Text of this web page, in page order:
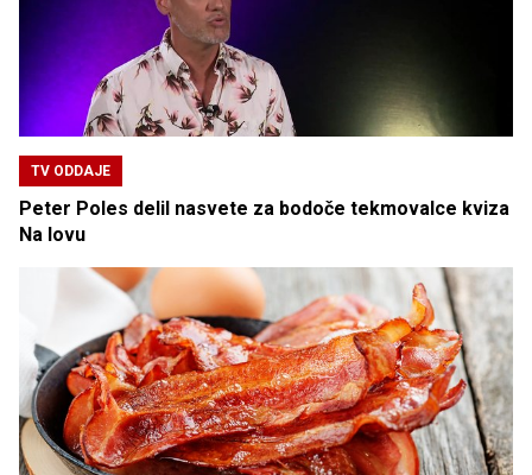
TV ODDAJE
Peter Poles delil nasvete za bodoče tekmovalce kviza
Na lovu